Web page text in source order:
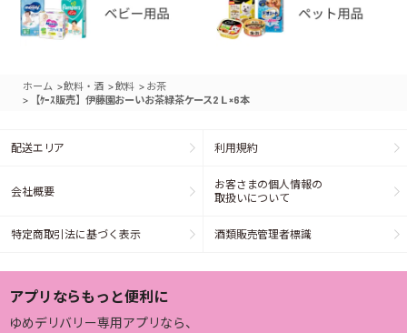
ホーム >飲料・酒 >飲料 > お茶
> 【ｹｰｽ販売】伊藤園おーいお茶緑茶ケース2Ｌ×6本
配送エリア 利用規約
会社概要
お客さまの個人情報の
取扱いについて
特定商取引法に基づく表示 酒類販売管理者標識
アプリならもっと便利に
ゆめデリバリー専用アプリなら、